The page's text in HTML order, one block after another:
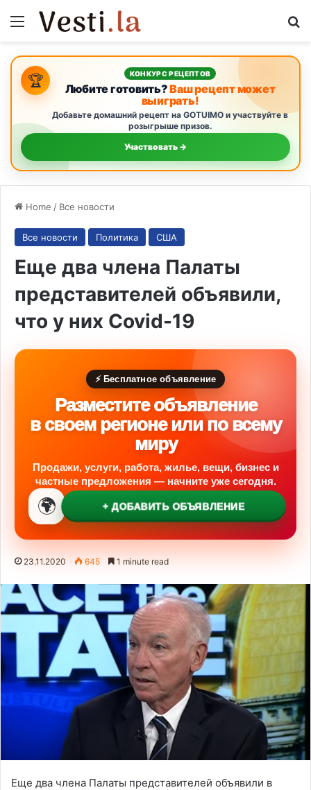
Menu
🏆 КОНКУРС РЕЦЕПТОВ
Любите готовить?Ваш рецепт может
выиграть!
Добавьте домашний рецепт на GOTUIMO и участвуйте в
розыгрыше призов.
Участвовать →
Home / Все новости
Все новости Политика США
Еще два члена Палаты
представителей объявили,
что у них Covid-19
⚡ Бесплатное объявление
Разместите объявление
в своем регионе или по всему
миру
Продажи, услуги, работа, жилье, вещи, бизнес и
частные предложения — начните уже сегодня.
🌍 + ДОБАВИТЬ ОБЪЯВЛЕНИЕ
23.11.2020 645 1 minute read
Еще два члена Палаты представителей объявили в